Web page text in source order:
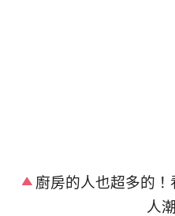
廚房的人也超多的
人